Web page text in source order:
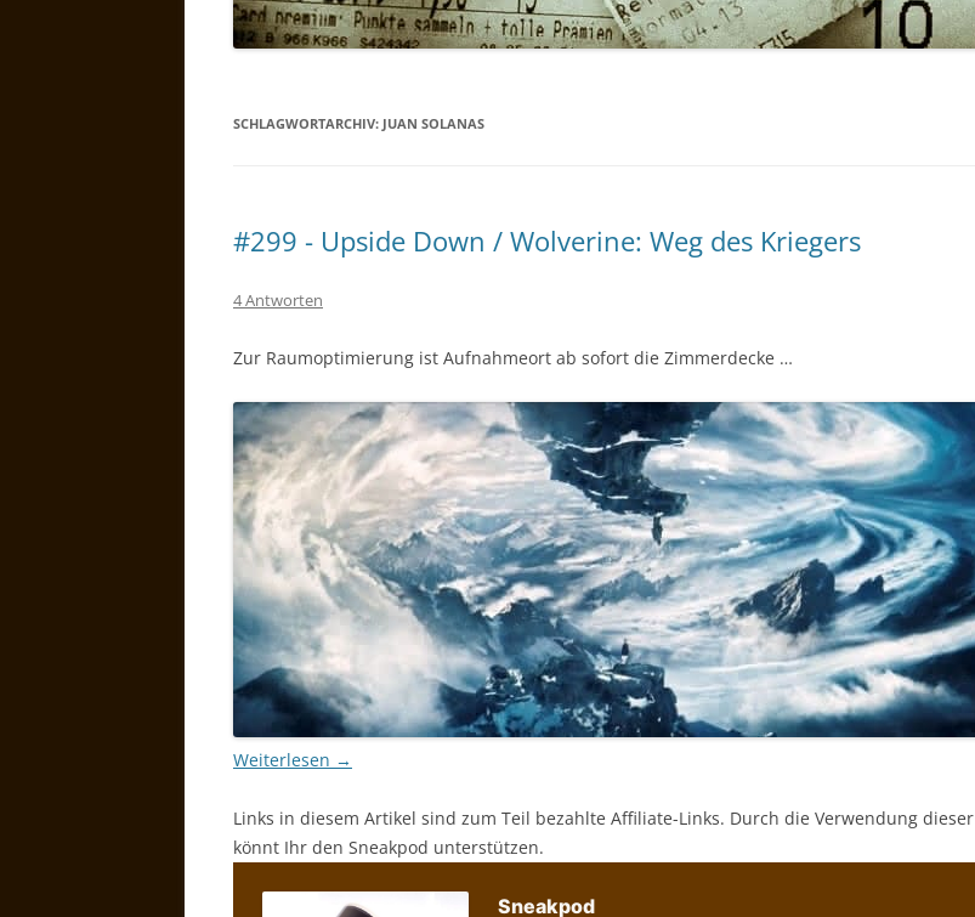
SCHLAGWORTARCHIV: JUAN SOLANAS
#299 - Upside Down / Wolverine: Weg des Kriegers
4 Antworten
Zur Raumoptimierung ist Aufnahmeort ab sofort die Zimmerdecke …
Weiterlesen →
Links in diesem Artikel sind zum Teil bezahlte Affiliate-Links. Durch die Verwendung dieser
könnt Ihr den Sneakpod unterstützen.